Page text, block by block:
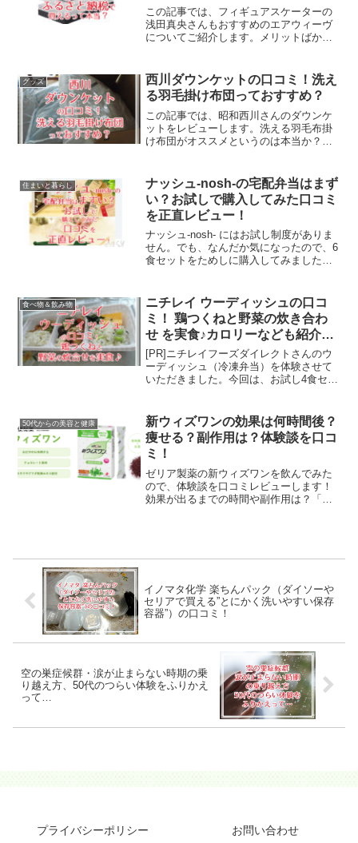
この記事では、フィギュアスケーターの
浅田真央さんもおすすめのエアウィーヴ
についてご紹介します。メリットばかり
ユーザーさんの口コミもたくさん読んだ
ので、わかりやすくまとめました。ご参
考になれば幸いです。
グッズ
西川ダウンケットの口コミ！洗え
る羽毛掛け布団っておすすめ？
この記事では、昭和西川さんのダウンケ
ットをレビューします。洗える羽毛布掛
け布団がオススメというのは本当か？メ
ね。
住まいと暮らし
ナッシュ-nosh-の宅配弁当はまず
い？お試しで購入してみた口コミ
を正直レビュー！
ナッシュ-nosh- にはお試し制度がありま
せん。でも、なんだか気になったので、6
食セットをためしに購入してみました。
因や、実際に食べてみて感じたデメリッ
ト、購入を継続したくなったメリットな
ど、正直にレビューします。
食べ物＆飲み物
ニチレイ ウーディッシュの口コ
ミ！ 鶏つくねと野菜の炊き合わ
せ を実食♪カロリーなども紹介し
ます。
[PR]ニチレイフーズダイレクトさんのウ
ーディッシュ（冷凍弁当）を体験させて
いただきました。今回は、お試し4食セッ
50代からの美容と健康
新ウィズワンの効果は何時間後？
痩せる？副作用は？体験談を口コ
ミ！
ゼリア製薬の新ウィズワンを飲んでみた
ので、体験談を口コミレビューします！
効果が出るまでの時間や副作用は？「ウ
イノマタ化学 楽ちんパック（ダイソーや
セリアで買える”とにかく洗いやすい保存
容器”）の口コミ！
空の巣症候群・涙が止まらない時期の乗
り越え方、50代のつらい体験をふりかえ
って…
プライバシーポリシー お問い合わせ